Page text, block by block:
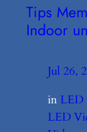
Tips
Indoor
Jul 26,
in LED
LED